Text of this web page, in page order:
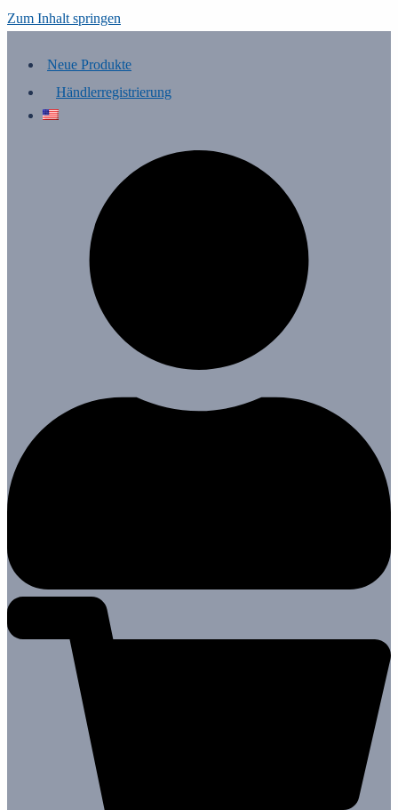
Zum Inhalt springen
Neue Produkte
Händlerregistrierung